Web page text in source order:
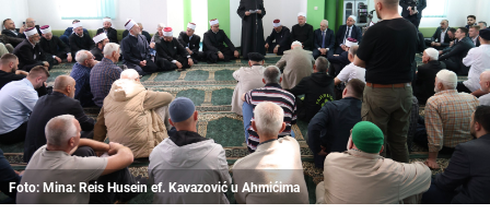
Foto: Mina: Reis Husein ef. Kavazović u Ahmićima